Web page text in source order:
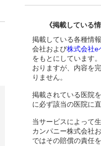
《掲載している
掲載している各種情
会社および株式会社e
をもとにしています
おりますが、内容を
りません。
掲載されている医院
に必ず該当の医院に
当サービスによって
カンパニー株式会社
ではその賠償の責任